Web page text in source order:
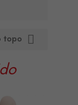
topo 